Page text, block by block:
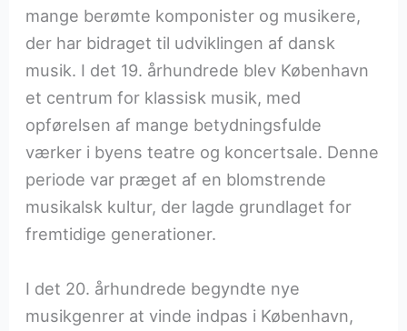
mange berømte komponister og musikere,
der har bidraget til udviklingen af dansk
musik. I det 19. århundrede blev København
et centrum for klassisk musik, med
opførelsen af mange betydningsfulde
værker i byens teatre og koncertsale. Denne
periode var præget af en blomstrende
musikalsk kultur, der lagde grundlaget for
fremtidige generationer.
I det 20. århundrede begyndte nye
musikgenrer at vinde indpas i København,